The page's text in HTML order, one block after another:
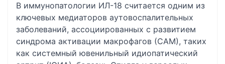
В иммунопатологии ИЛ-18 считается одним из
ключевых медиаторов аутовоспалительных
заболеваний, ассоциированных с развитием
синдрома активации макрофагов (САМ), таких
как системный ювенильный идиопатический